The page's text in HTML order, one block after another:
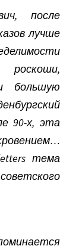
после
лучше
роскоши,
большую
90-х, эта
тема